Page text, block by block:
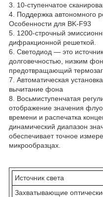
3. 10-ступенчатое
4. Поддержка автономного
Особенности для BK-F93
5. 1200-строчный
дифракционной решеткой.
6. Светодиод — это
долговечностью, низким
предотвращающий
7. Автоматическая
вычитание фона
8. Восьмиступенчатая
отображение значения
времени и распечатка
динамический диапазон
обеспечивает точное
микрообразцах.
Источник света
Захватывающие